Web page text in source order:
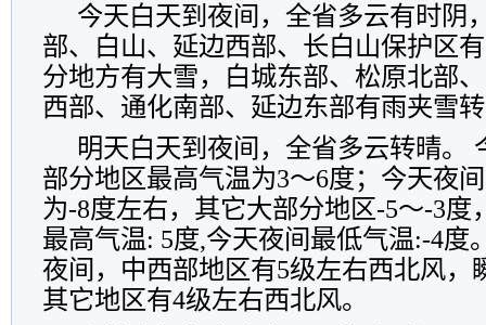
今天白天到夜间，全省多云有时阴
部、白山、延边西部、长白山保护区
分地方有大雪，白城东部、松原北部
西部、通化南部、延边东部有雨夹雪
明天白天到夜间，全省多云转晴。
部分地区最高气温为3～6度；今天夜
为-8度左右，其它大部分地区-5～-3度
最高气温: 5度,今天夜间最低气温:-4度
夜间，中西部地区有5级左右西北风，
其它地区有4级左右西北风。